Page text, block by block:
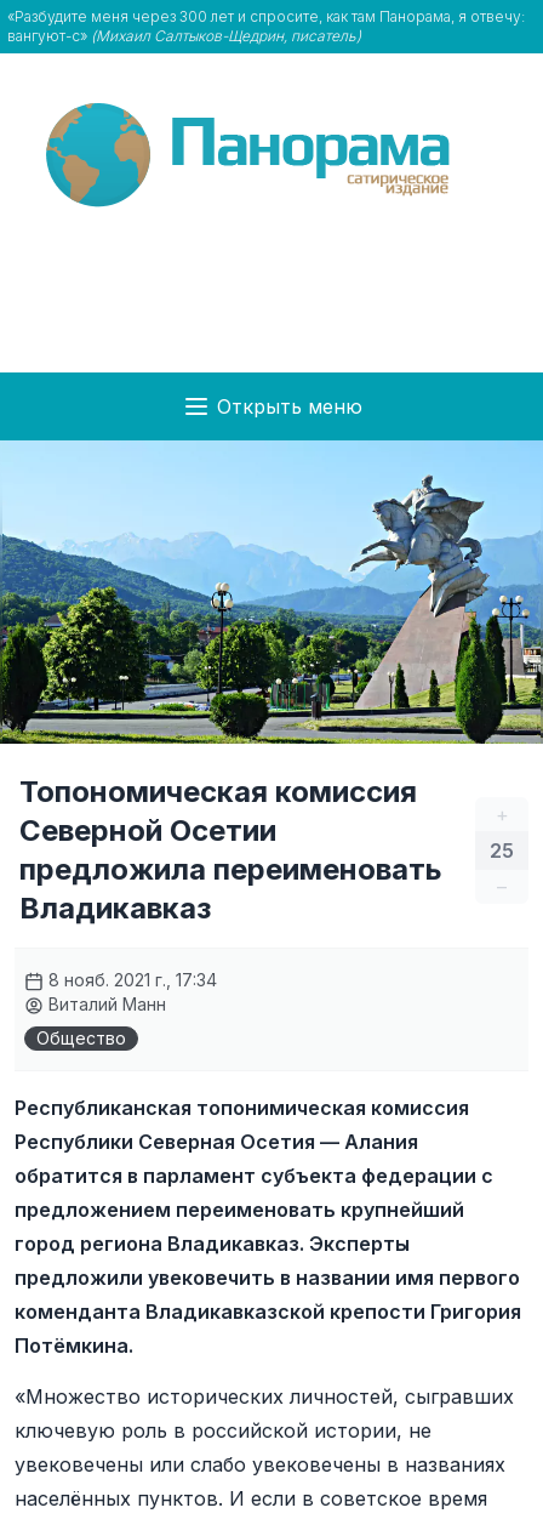
«Разбудите меня через 300 лет и спросите, как там Панорама, я отвечу:
вангуют-с» (Михаил Салтыков-Щедрин, писатель)
Открыть меню
+
25
–
Топономическая комиссия
Северной Осетии
предложила переименовать
Владикавказ
8 нояб. 2021 г., 17:34
Виталий Манн
Общество
Республиканская топонимическая комиссия
Республики Северная Осетия — Алания
обратится в парламент субъекта федерации с
предложением переименовать крупнейший
город региона Владикавказ. Эксперты
предложили увековечить в названии имя первого
коменданта Владикавказской крепости Григория
Потёмкина.
«Множество исторических личностей, сыгравших
ключевую роль в российской истории, не
увековечены или слабо увековечены в названиях
населённых пунктов. И если в советское время